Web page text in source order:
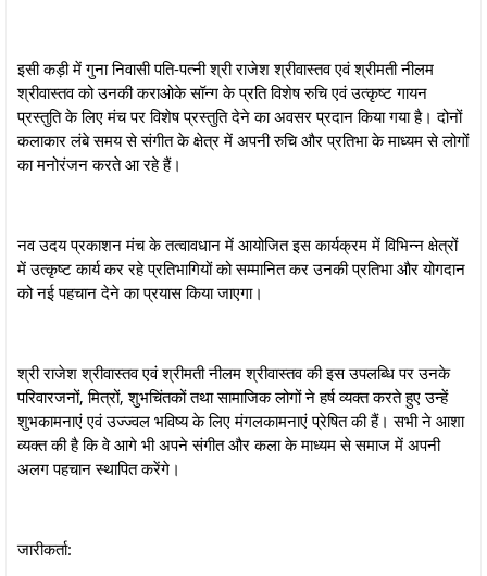
इसी कड़ी में गुना निवासी पति-पत्नी श्री राजेश श्रीवास्तव एवं श्रीमती नीलम
श्रीवास्तव को उनकी कराओके सॉन्ग के प्रति विशेष रुचि एवं उत्कृष्ट गायन
प्रस्तुति के लिए मंच पर विशेष प्रस्तुति देने का अवसर प्रदान किया गया है। दोनों
कलाकार लंबे समय से संगीत के क्षेत्र में अपनी रुचि और प्रतिभा के माध्यम से लोगों
का मनोरंजन करते आ रहे हैं।
नव उदय प्रकाशन मंच के तत्वावधान में आयोजित इस कार्यक्रम में विभिन्न क्षेत्रों
में उत्कृष्ट कार्य कर रहे प्रतिभागियों को सम्मानित कर उनकी प्रतिभा और योगदान
को नई पहचान देने का प्रयास किया जाएगा।
श्री राजेश श्रीवास्तव एवं श्रीमती नीलम श्रीवास्तव की इस उपलब्धि पर उनके
परिवारजनों, मित्रों, शुभचिंतकों तथा सामाजिक लोगों ने हर्ष व्यक्त करते हुए उन्हें
शुभकामनाएं एवं उज्ज्वल भविष्य के लिए मंगलकामनाएं प्रेषित की हैं। सभी ने आशा
व्यक्त की है कि वे आगे भी अपने संगीत और कला के माध्यम से समाज में अपनी
अलग पहचान स्थापित करेंगे।
जारीकर्ता: